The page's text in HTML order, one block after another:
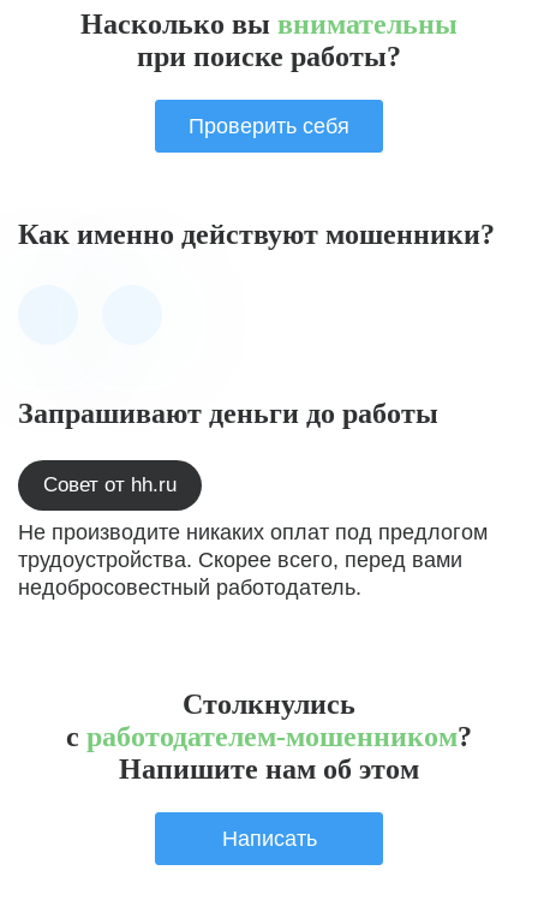
Насколько вы внимательны
при поиске работы?
Проверить себя
Как именно действуют мошенники?
Запрашивают деньги до работы
Совет от hh.ru
Не производите никаких оплат под предлогом
трудоустройства. Скорее всего, перед вами
недобросовестный работодатель.
Столкнулись
с работодателем-мошенником?
Напишите нам об этом
Написать